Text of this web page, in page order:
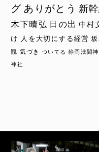
グ ありがとう 新
木下晴弘 日の出 中村
け 人を大切にする経営
観 気づき ついてる 静岡浅間神
神社